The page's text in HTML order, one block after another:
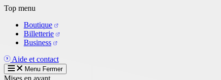
Aller
contenu
principal
Top menu
Boutique
Billetterie
Business
Aide et contact
Menu Fermer
Mises en avant